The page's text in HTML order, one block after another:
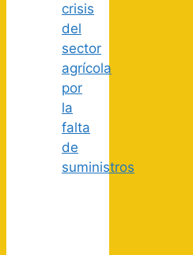
crisis
del
sector
agrícola
por
la
falta
de
suministros